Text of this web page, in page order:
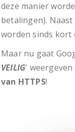
deze manier
betalingen).
worden sinds kort
Maar nu gaat
VEILIG'
van HTTPS!